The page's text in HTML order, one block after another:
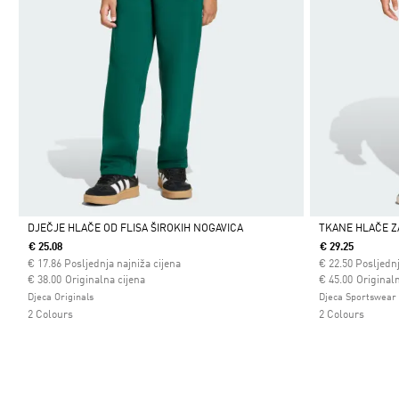
Da
DJEČJE HLAČE OD FLISA ŠIROKIH NOGAVICA
€ 25.08
€ 17.86 Posljednja najniža cijena
Originalna cijena
Cijena umanjena od
€ 38.00za
Djeca Originals
2 Colours
Da
TKANE HLAČE
€ 29.25
€ 22.50
Cijena umanjena
€ 45.00za
Djeca Sportswear
2 Colours